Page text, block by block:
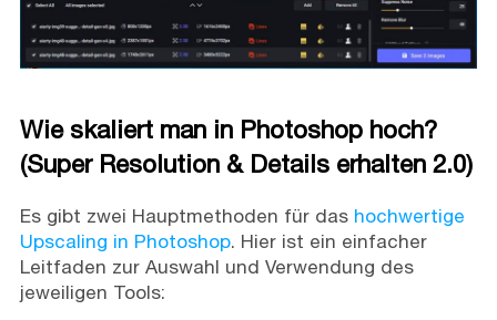
Wie skaliert man in Photoshop hoch?
(Super Resolution & Details erhalten 2.0)
Es gibt zwei Hauptmethoden für das hochwertige
Upscaling in Photoshop. Hier ist ein einfacher
Leitfaden zur Auswahl und Verwendung des
jeweiligen Tools: